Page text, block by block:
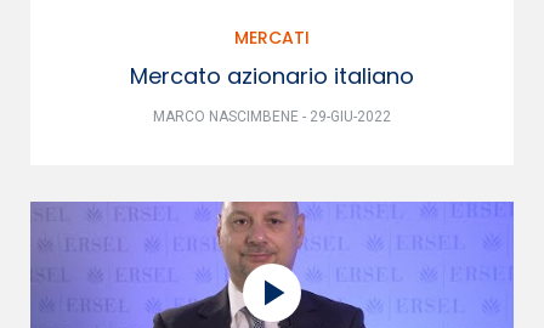
MERCATI
Mercato azionario italiano
MARCO NASCIMBENE - 29-GIU-2022